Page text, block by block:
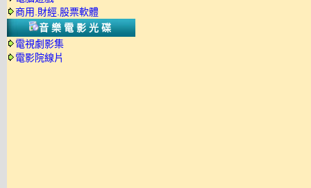
商用.財經.股票軟體
音樂電影光碟
電視劇影集
電影院線片